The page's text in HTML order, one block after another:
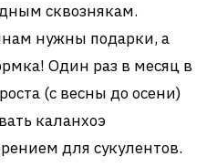
сквознякам.
нужны подарки, а
Один раз в месяц в
(с весны до осени)
каланхоэ
для сукулентов.